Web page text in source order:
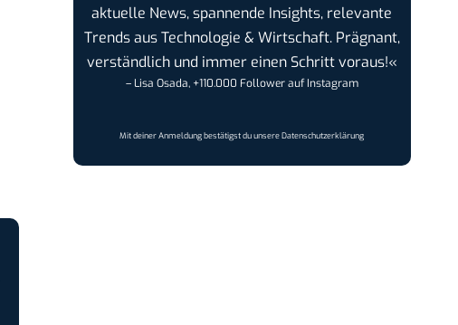
aktuelle News, spannende Insights, relevante
Trends aus Technologie & Wirtschaft. Prägnant,
verständlich und immer einen Schritt voraus!«
– Lisa Osada, +110.000 Follower auf Instagram
Mit deiner Anmeldung bestätigst du unsereDatenschutzerklärung